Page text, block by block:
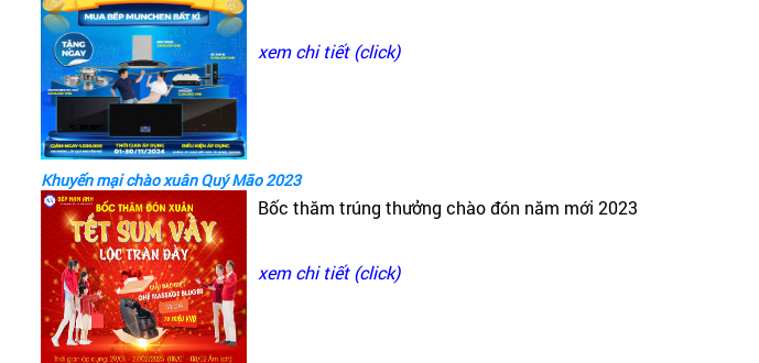
xem chi tiết (click)
Khuyến mại chào xuân Quý Mão 2023
Bốc thăm trúng thưởng chào đón năm mới 2023
xem chi tiết (click)